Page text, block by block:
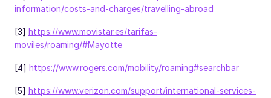
information/costs-and-charges/travelling-abroad
[3] https://www.movistar.es/tarifas-
moviles/roaming/#Mayotte
[4] https://www.rogers.com/mobility/roaming#searchbar
[5] https://www.verizon.com/support/international-services-